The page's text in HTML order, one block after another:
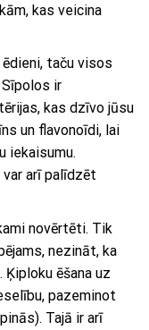
kas veicina
taču visos
ir
kas dzīvo jūsu
un flavonoīdi, lai
iekaisumu.
var arī palīdzēt
novērtēti. Tik
nezināt, ka
ēšana uz
pazeminot
Tajā ir arī